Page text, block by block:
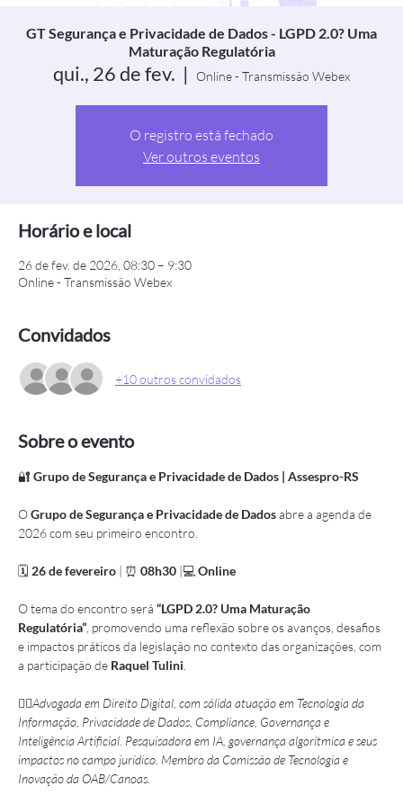
GT Segurança e Privacidade de Dados - LGPD 2.0? Uma
Maturação Regulatória
qui., 26 de fev.
  |
Online - Transmissão Webex
O registro está fechado
Ver outros eventos
Horário e local
26 de fev. de 2026, 08:30 – 9:30
Online - Transmissão Webex
Convidados
+10 outros convidados
Sobre o evento
🔐 Grupo de Segurança e Privacidade de Dados | Assespro-RS
O Grupo de Segurança e Privacidade de Dados abre a agenda de
2026 com seu primeiro encontro.
🗓 26 de fevereiro | ⏰ 08h30 |💻 Online
O tema do encontro será “LGPD 2.0? Uma Maturação
Regulatória” , promovendo uma reflexão sobre os avanços, desafios
e impactos práticos da legislação no contexto das organizações, com
a participação de Raquel Tulini
👩‍⚖️Advogada em Direito Digital, com sólida atuação em Tecnologia da
Informação, Privacidade de Dados, Compliance, Governança e
Inteligência Artificial. Pesquisadora em IA, governança algorítmica e seus
impactos no campo jurídico. Membro da Comissão de Tecnologia e
Inovação da OAB/Canoas.